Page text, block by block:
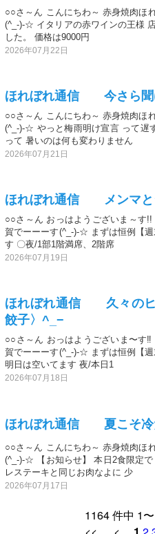
○○さ～ん こんにちわ～ 赤身焼肉ほ
(^_-)-☆ イタリアの赤ワインの王様
した。 価格は9000円
2026年07月22日
ほれぼれ通信 今さら聞
○○さ～ん こんにちわ～ 赤身焼肉ほ
(^_-)-☆ やっと梅雨明け宣言 って遅
って 暑いのは何も変わりません
2026年07月21日
ほれぼれ通信 メンマと
○○さ～ん おっはようございま～す
賀でーーーす(^_-)-☆ まずは恒例【
す 〇夜/1部1階満席、2階席
2026年07月19日
ほれぼれ通信 久々のヒ
餃子〉^_−
○○さ～ん おっはようございま〜す
賀でーーーす(^_-)-☆ まずは恒例【
明日は空いてます 夜/本日1
2026年07月18日
ほれぼれ通信 夏こそ冷
○○さ～ん こんにちわ～ 赤身焼肉ほ
(^_-)-☆ 【お知らせ】 本日2食限定
レステーキと同じお肉なよに 少
2026年07月17日
1164 件中 1